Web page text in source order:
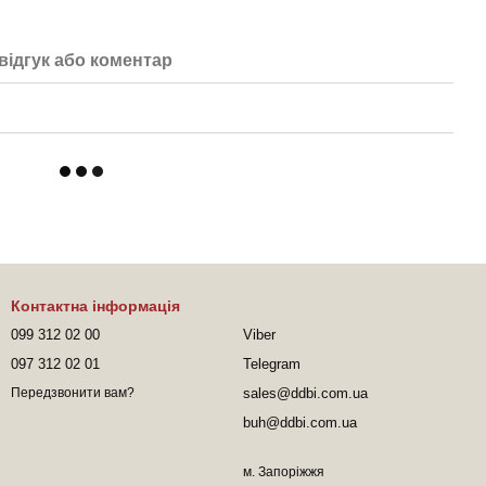
або коментар
Контактна інформація
099 312 02 00
097 312 02 01
Передзвонити вам?
Viber
Telegram
sales@ddbi.com.ua
buh@ddbi.com.ua
м. Запоріжжя